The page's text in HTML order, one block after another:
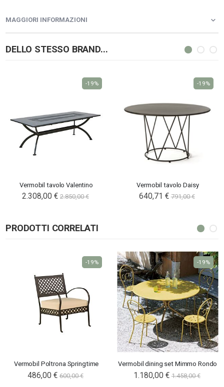
MAGGIORI INFORMAZIONI
DELLO STESSO BRAND...
Vermobil tavolo Valentino
2.308,00 € 2.850,00 €
-19%
Vermobil tavolo Daisy
640,71 € 791,00 €
-19%
PRODOTTI CORRELATI
Vermobil Poltrona Springtime
486,00 € 600,00 €
-19%
Vermobil dining set Mimmo Rondo
1.180,00 € 1.458,00 €
-19%